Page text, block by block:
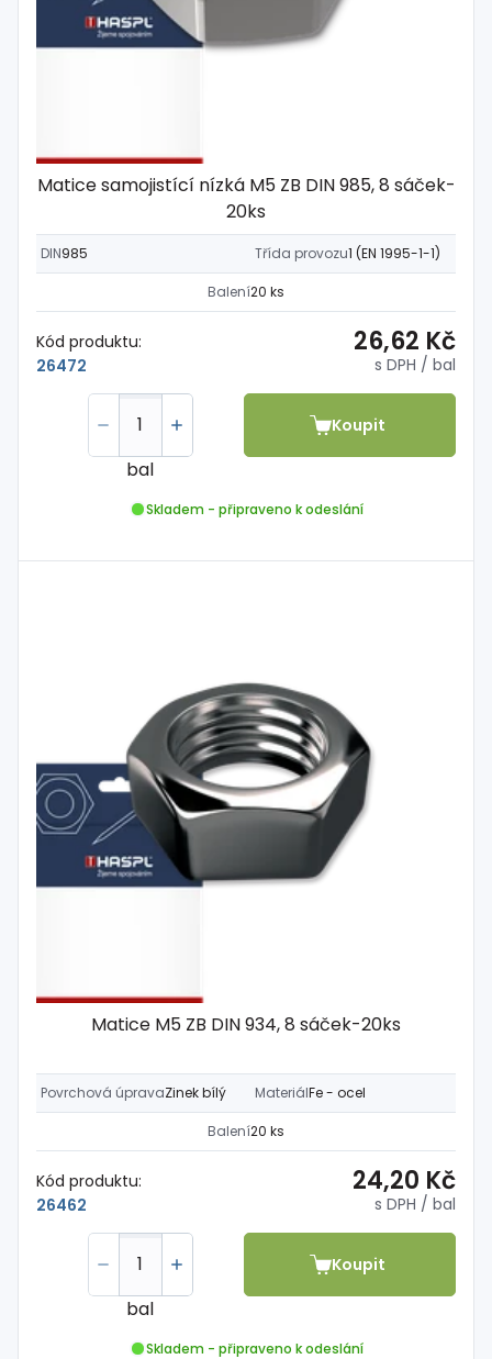
Matice samojistící nízká M5 ZB DIN 985, 8 sáček-
20ks
DIN985 Třída provozu1 (EN 1995-1-1)
Balení20 ks
Kód produktu:
26472
26,62 Kč
s DPH / bal
bal
Koupit
Skladem - připraveno k odeslání
Matice M5 ZB DIN 934, 8 sáček-20ks
Povrchová úpravaZinek bílý MateriálFe - ocel
Balení20 ks
Kód produktu:
26462
24,20 Kč
s DPH / bal
bal
Koupit
Skladem - připraveno k odeslání